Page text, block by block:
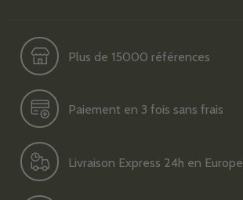
Plus de 15000 références
Paiement en 3 fois sans frais
Livraison Express 24h en Europe